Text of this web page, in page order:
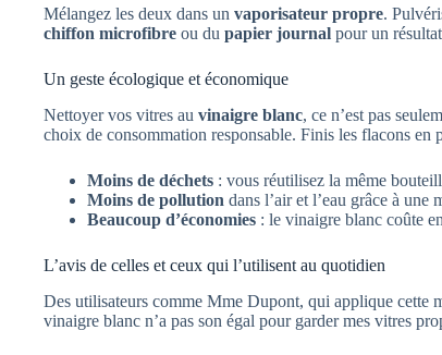
Mélangez les deux dans un vaporisateur propre.
chiffon microfibre ou du papier journal pour un
Un geste écologique et économique
Nettoyer vos vitres au vinaigre blanc, ce n’est pas
choix de consommation responsable. Finis les flacons en
Moins de déchets : vous réutilisez la même
Moins de pollution dans l’air et l’eau grâce à une
Beaucoup d’économies : le vinaigre blanc coûte
L’avis de celles et ceux qui l’utilisent au quotidien
Des utilisateurs comme Mme Dupont, qui applique cette
vinaigre blanc n’a pas son égal pour garder mes vitres